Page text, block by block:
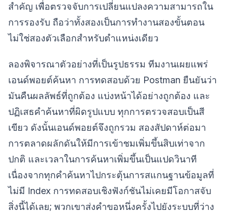
สำคัญ เพื่อตรวจจับการเปลี่ยนแปลงความสามารถใน
การรองรับ ถือว่าทั้งสองเป็นการทำงานสองขั้นตอน
ไม่ใช่สองตัวเลือกสำหรับตำแหน่งเดียว
ลองพิจารณาตัวอย่างที่เป็นรูปธรรม ทีมงานเผยแพร่
เอนด์พอยต์ค้นหา การทดสอบด้วย Postman ยืนยันว่า
มันคืนผลลัพธ์ที่ถูกต้อง แบ่งหน้าได้อย่างถูกต้อง และ
ปฏิเสธคำค้นหาที่ผิดรูปแบบ ทุกการตรวจสอบเป็นสี
เขียว ดังนั้นเอนด์พอยต์จึงถูกรวม สองสัปดาห์ต่อมา
การตลาดผลักดันให้มีการเข้าชมเพิ่มขึ้นสิบเท่าจาก
ปกติ และเวลาในการค้นหาเพิ่มขึ้นเป็นแปดวินาที
เนื่องจากทุกคำค้นหาไปกระตุ้นการสแกนฐานข้อมูลที่
ไม่มี Index การทดสอบเชิงฟังก์ชันไม่เคยมีโอกาสจับ
สิ่งนี้ได้เลย; พวกเขาส่งคำขอหนึ่งครั้งไปยังระบบที่ว่าง